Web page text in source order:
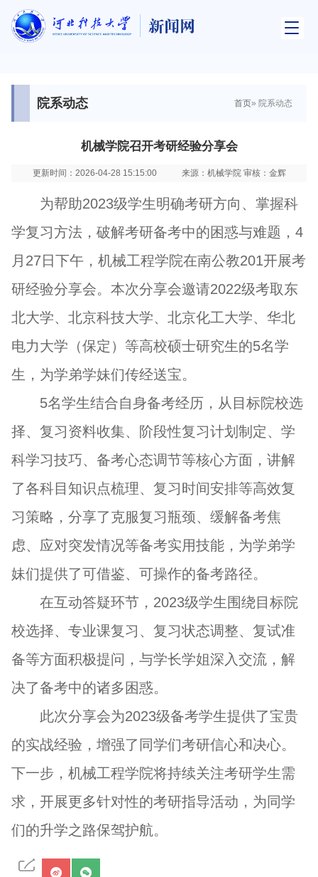
院系动态 首页» 院系动态
机械学院召开考研经验分享会
更新时间：2026-04-28 15:15:00 来源：机械学院 审核：金辉
为帮助2023级学生明确考研方向、掌握科
学复习方法，破解考研备考中的困惑与难题，4
月27日下午，机械工程学院在南公教201开展考
研经验分享会。本次分享会邀请2022级考取东
北大学、北京科技大学、北京化工大学、华北
电力大学（保定）等高校硕士研究生的5名学
生，为学弟学妹们传经送宝。
5名学生结合自身备考经历，从目标院校选
择、复习资料收集、阶段性复习计划制定、学
科学习技巧、备考心态调节等核心方面，讲解
了各科目知识点梳理、复习时间安排等高效复
习策略，分享了克服复习瓶颈、缓解备考焦
虑、应对突发情况等备考实用技能，为学弟学
妹们提供了可借鉴、可操作的备考路径。
在互动答疑环节，2023级学生围绕目标院
校选择、专业课复习、复习状态调整、复试准
备等方面积极提问， 与学长学姐深入交流，解
决了备考中的诸多困惑。
此次分享会为2023级备考学生提供了宝贵
的实战经验，增强了同学们考研信心和决心。
下一步，机械工程学院将持续关注考研学生需
求，开展更多针对性的考研指导活动，为同学
们的升学之路保驾护航。